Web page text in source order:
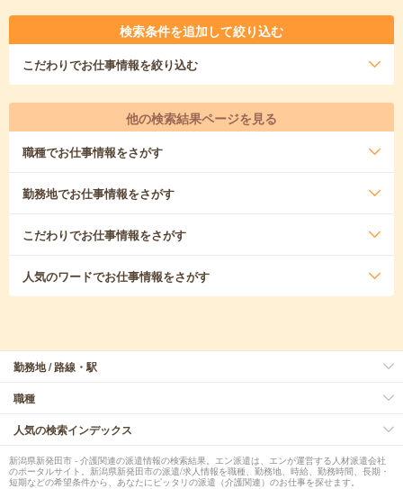
検索条件を追加して絞り込む
こだわりでお仕事情報を絞り込む
他の検索結果ページを見る
職種でお仕事情報をさがす
勤務地でお仕事情報をさがす
こだわりでお仕事情報をさがす
人気のワードでお仕事情報をさがす
勤務地 / 路線・駅
職種
人気の検索インデックス
新潟県新発田市 - 介護関連の派遣情報の検索結果。エン派遣は、エンが運営する人材派遣会社
のポータルサイト。新潟県新発田市の派遣/求人情報を職種、勤務地、時給、勤務時間、長期・
短期などの希望条件から、あなたにピッタリの派遣（介護関連）のお仕事を探せます。